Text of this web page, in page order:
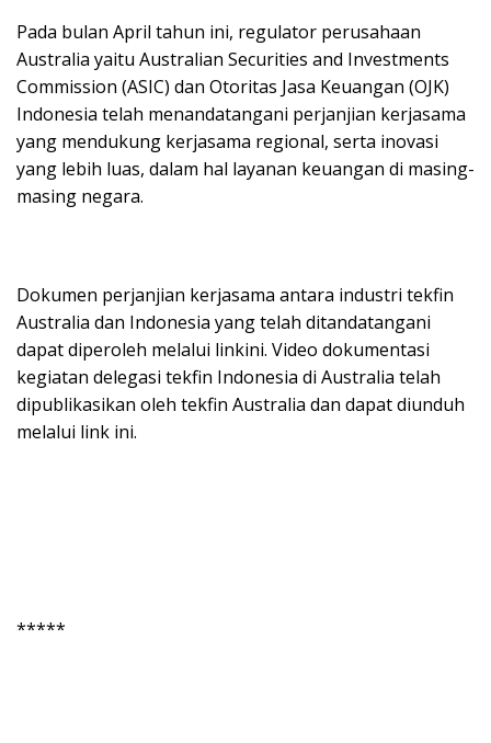
Pada bulan April tahun ini, regulator perusahaan
Australia yaitu Australian Securities and Investments
Commission (ASIC) dan Otoritas Jasa Keuangan (OJK)
Indonesia telah menandatangani perjanjian kerjasama
yang mendukung kerjasama regional, serta inovasi
yang lebih luas, dalam hal layanan keuangan di masing-
masing negara.
Dokumen perjanjian kerjasama antara industri tekfin
Australia dan Indonesia yang telah ditandatangani
dapat diperoleh melalui linkini. Video dokumentasi
kegiatan delegasi tekfin Indonesia di Australia telah
dipublikasikan oleh tekfin Australia dan dapat diunduh
melalui link ini.
*****